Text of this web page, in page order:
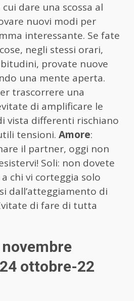
dare una scossa al
nuovi modi per
interessante. Se fate
negli stessi orari,
provate nuove
una mente aperta.
trascorrere una
di amplificare le
vista differenti rischiano
tensioni. Amore:
il partner, oggi non
Soli: non dovete
chi vi corteggia solo
dall’atteggiamento di
di fare di tutta
ottobre-22